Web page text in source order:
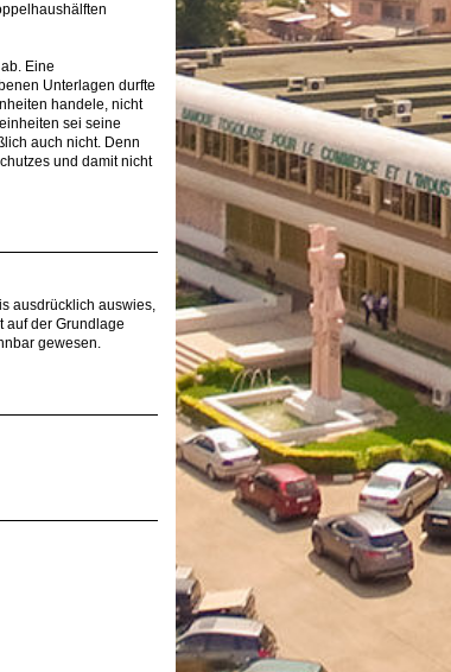
Eine
Unterlagen durfte
handele, nicht
sei seine
auch nicht. Denn
und damit nicht
ausdrücklich auswies,
auf der Grundlage
gewesen.